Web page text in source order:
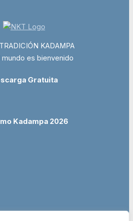
KADAMPA
mundo es bienvenido
Gratuita
Kadampa 2026